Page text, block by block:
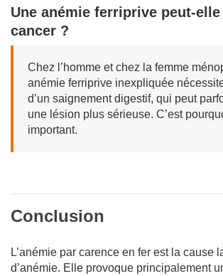
Une anémie ferriprive peut-
cancer ?
Chez l’homme et chez la femme
anémie ferriprive inexpliquée
d’un saignement digestif, qui peut
une lésion plus sérieuse. C’est
important.
Conclusion
L’anémie par carence en fer est la cause
d’anémie. Elle provoque principalement